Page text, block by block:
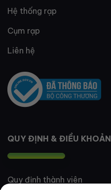
Hệ thống rạp
Cụm rạp
Liên hệ
QUY ĐỊNH & ĐIỀU KHOẢN
Quy định thành viên